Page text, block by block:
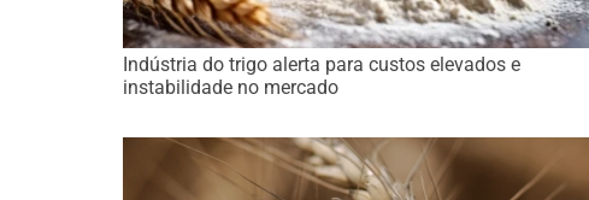
Indústria do trigo alerta para custos elevados e
instabilidade no mercado